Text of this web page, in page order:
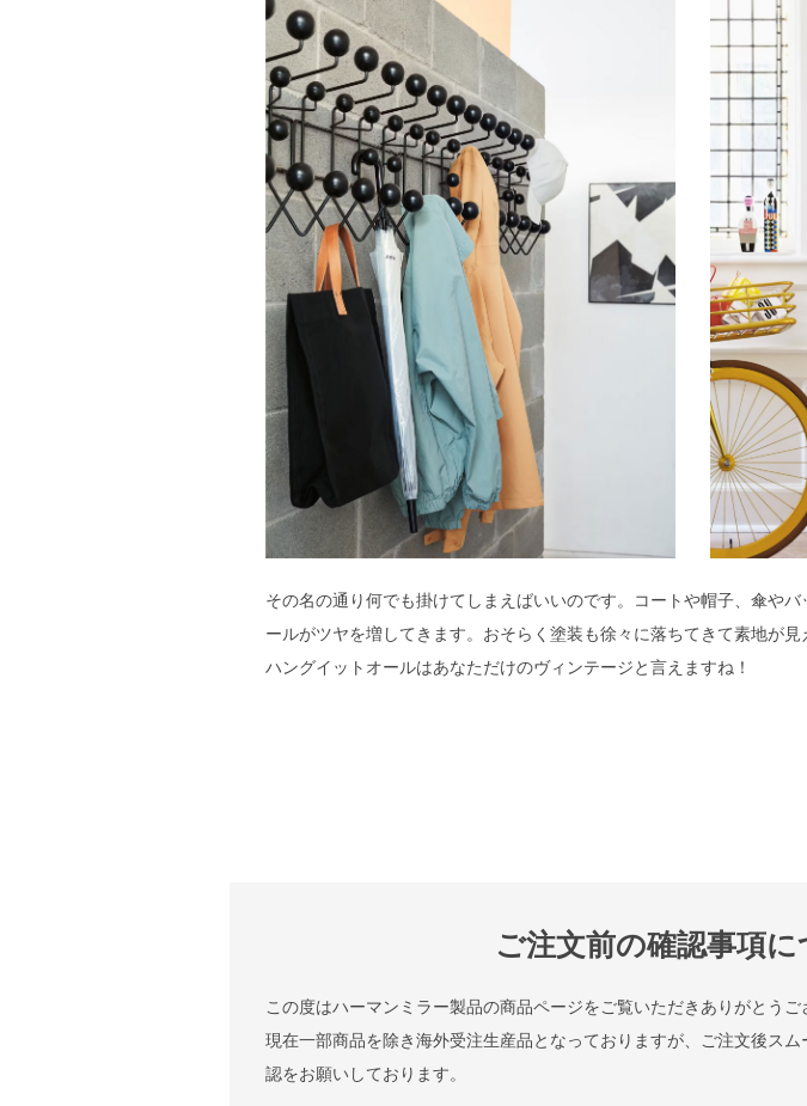
その名の通り何でも掛けてしまえばいいのです。コートや帽子、傘や
ールがツヤを増してきます。おそらく塗装も徐々に落ちてきて素地が
ハングイットオールはあなただけのヴィンテージと言えますね！
ご注文前の確認事項に
この度はハーマンミラー製品の商品ページをご覧いただきありがとうご
現在一部商品を除き海外受注生産品となっておりますが、ご注文後ス
認をお願いしております。